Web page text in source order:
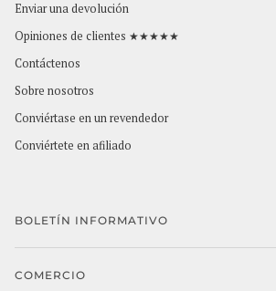
Enviar una devolución
Opiniones de clientes ★★★★★
Contáctenos
Sobre nosotros
Conviértase en un revendedor
Conviértete en afiliado
BOLETÍN INFORMATIVO
COMERCIO